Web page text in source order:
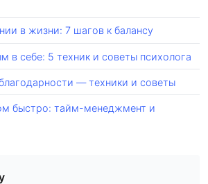
в жизни: 7 шагов к балансу
в себе: 5 техник и советы психолога
— техники и советы
быстро: тайм-менеджмент и